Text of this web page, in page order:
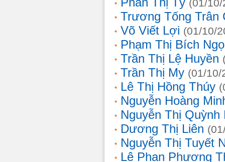
(01/
Trương Tống Trân
Võ Viết Lợi (01/10/
Phạm Thị Bích
Trần Thị Lệ Huyền
Trần Thị My (01/10/
Lê Thị Hồng Thúy
Nguyễn Hoàng
Nguyễn Thị Quỳnh
Dương Thị Liên
Nguyễn Thị Tuyết
Lê Phan Phương